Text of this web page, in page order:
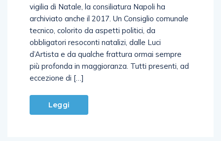
vigilia di Natale, la consiliatura Napoli ha
archiviato anche il 2017. Un Consiglio comunale
tecnico, colorito da aspetti politici, da
obbligatori resoconti natalizi, dalle Luci
d’Artista e da qualche frattura ormai sempre
più profonda in maggioranza. Tutti presenti, ad
eccezione di […]
Leggi